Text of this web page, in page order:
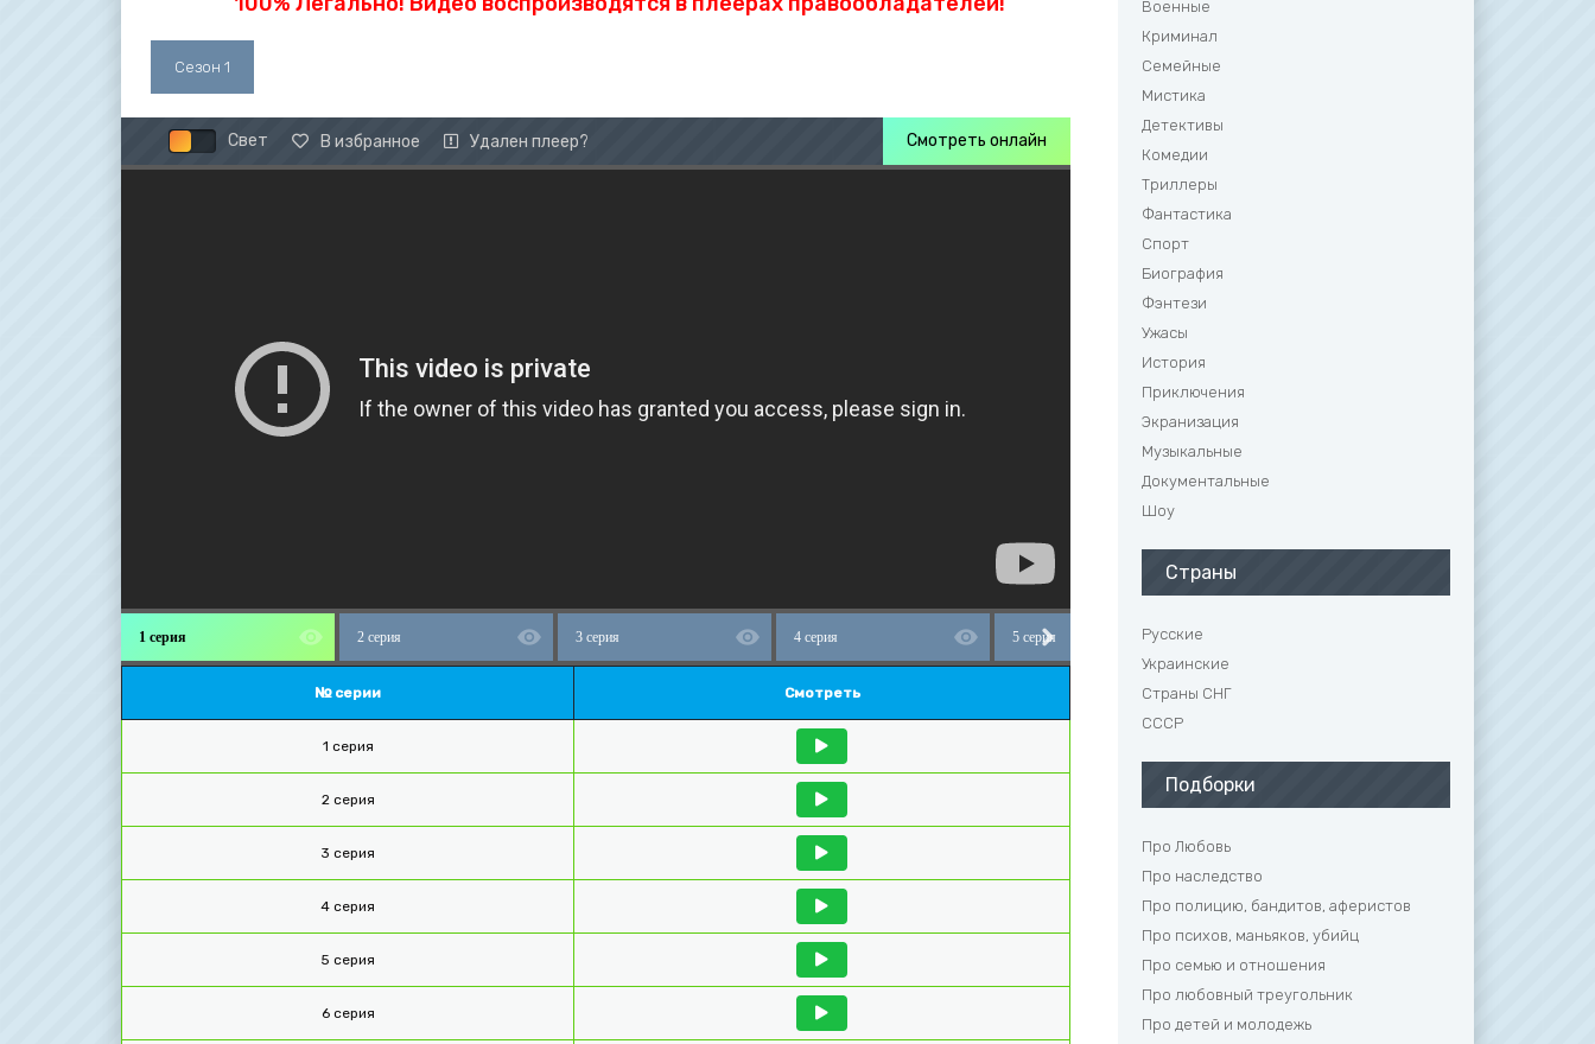
Сезон 1
Свет В избранное Удален плеер? Смотреть онлайн
1 серия 2 серия 3 серия 4 серия 5 серия
№ серии Смотреть
1 серия
2 серия
3 серия
4 серия
5 серия
6 серия
Военные
Криминал
Семейные
Мистика
Детективы
Комедии
Триллеры
Фантастика
Спорт
Биография
Фэнтези
Ужасы
История
Приключения
Экранизация
Музыкальные
Документальные
Шоу
Страны
Русские
Украинские
Страны СНГ
СССР
Подборки
Про Любовь
Про наследство
Про полицию, бандитов, аферистов
Про психов, маньяков, убийц
Про семью и отношения
Про любовный треугольник
Про детей и молодежь